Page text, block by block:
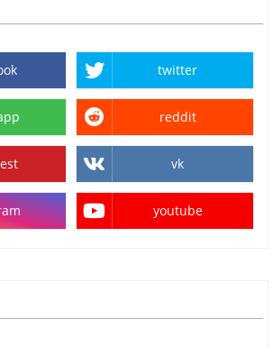
twitter
reddit
vk
youtube